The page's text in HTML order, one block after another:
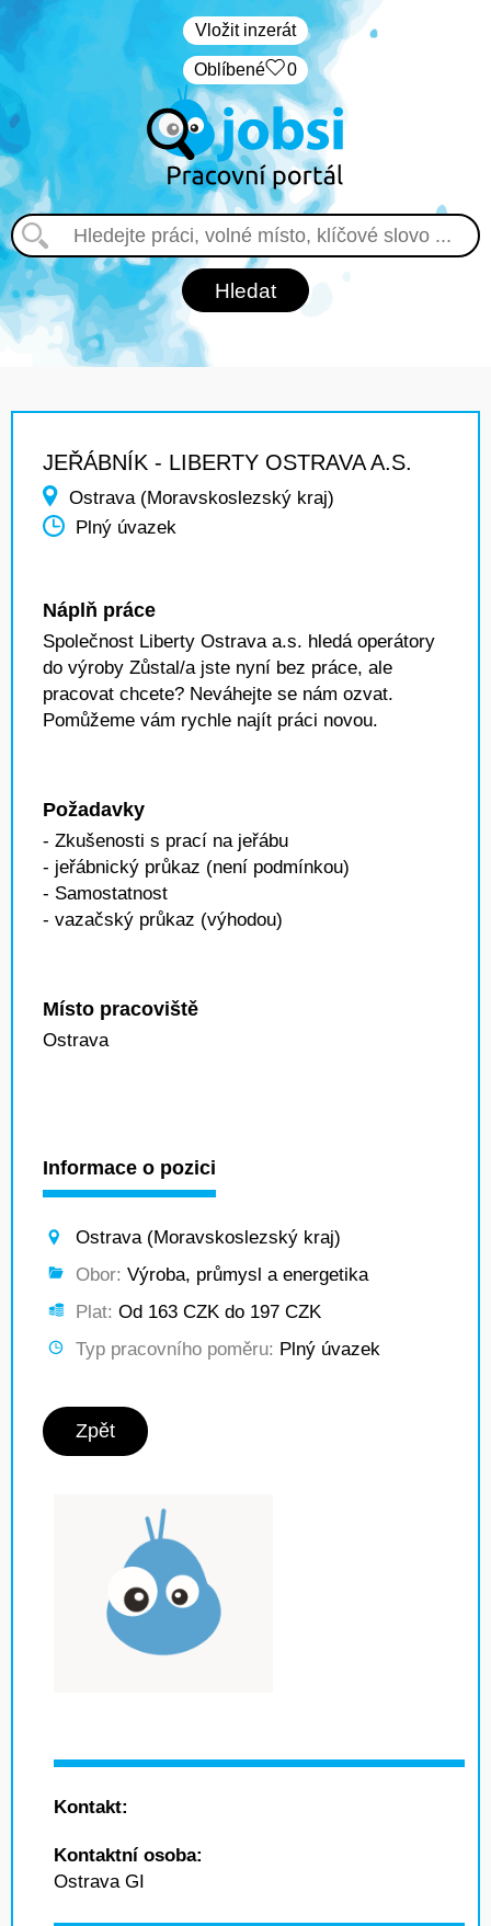
Vložit inzerát
Oblíbené 0
JEŘÁBNÍK - LIBERTY OSTRAVA A.S.
Ostrava (Moravskoslezský kraj)
Plný úvazek
Náplň práce
Společnost Liberty Ostrava a.s. hledá operátory
do výroby Zůstal/a jste nyní bez práce, ale
pracovat chcete? Neváhejte se nám ozvat.
Pomůžeme vám rychle najít práci novou.
Požadavky
- Zkušenosti s prací na jeřábu
- jeřábnický průkaz (není podmínkou)
- Samostatnost
- vazačský průkaz (výhodou)
Místo pracoviště
Ostrava
Informace o pozici
Ostrava (Moravskoslezský kraj)
Obor: Výroba, průmysl a energetika
Plat: Od 163 CZK do 197 CZK
Typ pracovního poměru: Plný úvazek
Zpět
Kontakt:
Kontaktní osoba:
Ostrava GI